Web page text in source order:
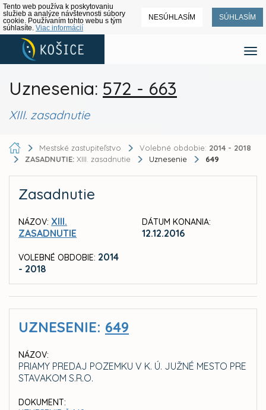
Tento web používa k poskytovaniu
služieb a analýze návštevnosti súbory
cookie. Používaním tohto webu s tým
súhlasíte. Viac informácií
NESÚHLASÍM SÚHLASÍM
Uznesenia: 572 - 663
XIII. zasadnutie
Mestské zastupiteľstvo Volebné obdobie: 2014 - 2018
ZASADNUTIE: XIII. zasadnutie Uznesenie 649
Zasadnutie
NÁZOV: XIII.
ZASADNUTIE
VOLEBNÉ OBDOBIE: 2014
- 2018
DÁTUM KONANIA:
12.12.2016
UZNESENIE: 649
NÁZOV:
PRIAMY PREDAJ POZEMKU V K. Ú. JUŽNÉ MESTO PRE
STAVAKOM S.R.O.
DOKUMENT: